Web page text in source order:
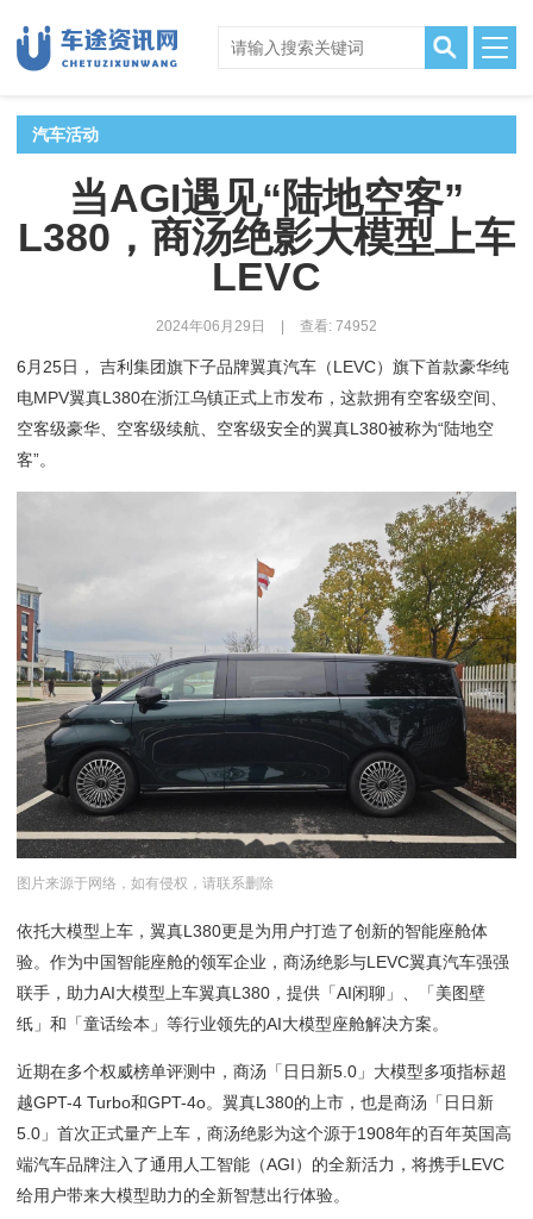
汽车活动
当AGI遇见“陆地空客”
L380，商汤绝影大模型上车
LEVC
2024年06月29日 查看: 74952
6月25日， 吉利集团旗下子品牌翼真汽车（LEVC）旗下首款豪华纯
电MPV翼真L380在浙江乌镇正式上市发布，这款拥有空客级空间、
空客级豪华、空客级续航、空客级安全的翼真L380被称为“陆地空
客”。
图片来源于网络，如有侵权，请联系删除
依托大模型上车，翼真L380更是为用户打造了创新的智能座舱体
验。作为中国智能座舱的领军企业，商汤绝影与LEVC翼真汽车强强
联手，助力AI大模型上车翼真L380，提供「AI闲聊」、「美图壁
纸」和「童话绘本」等行业领先的AI大模型座舱解决方案。
近期在多个权威榜单评测中，商汤「日日新5.0」大模型多项指标超
越GPT-4 Turbo和GPT-4o。翼真L380的上市，也是商汤「日日新
5.0」首次正式量产上车，商汤绝影为这个源于1908年的百年英国高
端汽车品牌注入了通用人工智能（AGI）的全新活力，将携手LEVC
给用户带来大模型助力的全新智慧出行体验。